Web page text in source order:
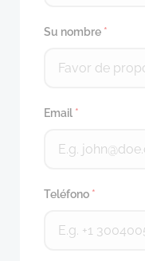
Su nombre *
Email *
Teléfono *